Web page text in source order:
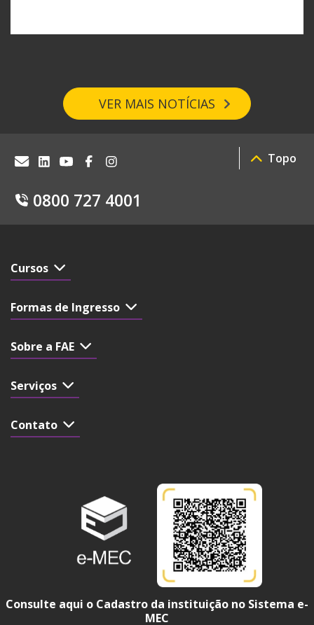
VER MAIS NOTÍCIAS
0800 727 4001
Topo
Cursos
Formas de Ingresso
Sobre a FAE
Serviços
Contato
Consulte aqui o Cadastro da instituição no Sistema e-
MEC